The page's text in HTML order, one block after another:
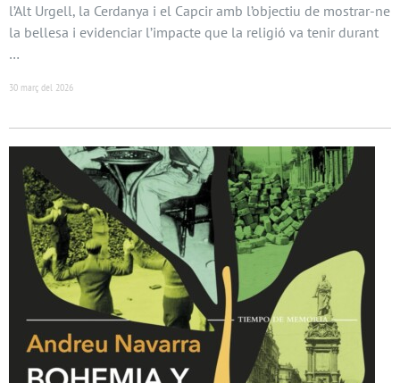
l’Alt Urgell, la Cerdanya i el Capcir amb l’objectiu de mostrar-ne
la bellesa i evidenciar l’impacte que la religió va tenir durant
…
30 març del 2026